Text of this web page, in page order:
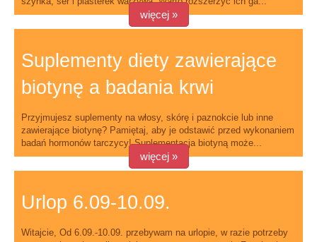
więcej »
Suplementy diety zawierające
biotynę a badania krwi
Przyjmujesz suplementy na włosy, skórę i paznokcie lub inne
zawierające biotynę? Pamiętaj, aby je odstawić przed wykonaniem
badań hormonów tarczycy! Suplementacja biotyną może...
więcej »
Urlop 6.09-10.09.
Witajcie, Od 6.09.-10.09. przebywam na urlopie, w razie potrzeby